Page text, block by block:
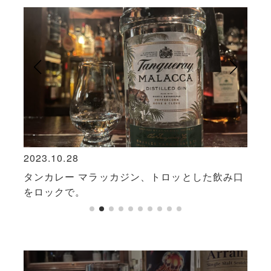
2023.10.28
タンカレー マラッカジン、トロッとした飲み口
をロックで。